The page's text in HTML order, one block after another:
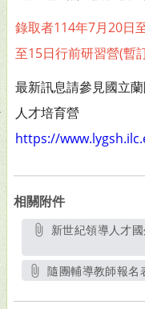
錄取者114年7月20日
至15日行前研習營(暫
最新訊息請參見國立
人才培育營
https://
相關附件
隨團輔導教師報名